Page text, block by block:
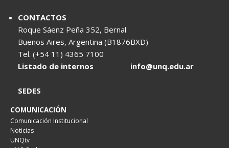
CONTACTOS
Roque Sáenz Peña 352, Bernal
Buenos Aires, Argentina (B1876BXD)
Tel. (+54 11) 4365 7100
Listado de internos
info@unq.edu.ar
SEDES
COMUNICACIÓN
Comunicación Institucional
Noticias
UNQtv